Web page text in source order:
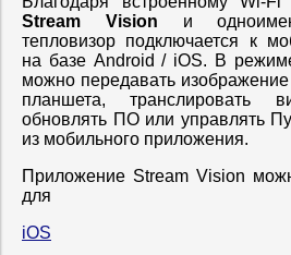
Stream Vision и
тепловизор подключается к
на базе Android / iOS. В
можно передавать
планшета, транслировать
обновлять ПО или управлять
из мобильного приложения.
Приложение Stream Vision
для
iOS